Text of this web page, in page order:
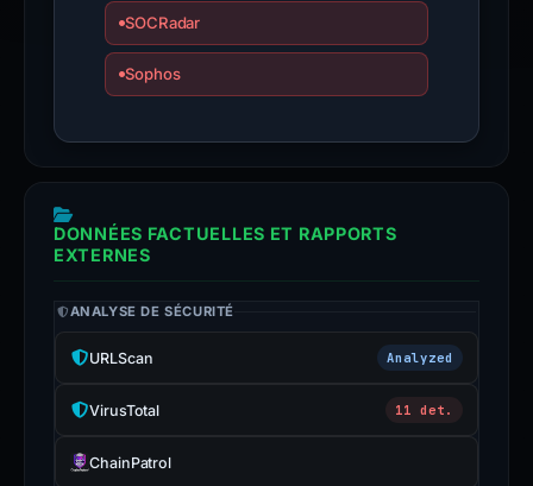
SOCRadar
Sophos
DONNÉES FACTUELLES ET RAPPORTS
EXTERNES
ANALYSE DE SÉCURITÉ
URLScan Analyzed
VirusTotal 11 det.
ChainPatrol